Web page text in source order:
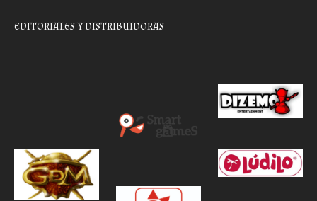
EDITORIALES Y DISTRIBUIDORAS